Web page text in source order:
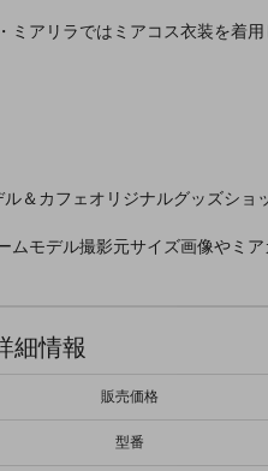
ミアリラではミアコス衣装を着
＆カフェオリジナルグッズショ
ムモデル撮影元サイズ画像やミ
細情報
販売価格
型番